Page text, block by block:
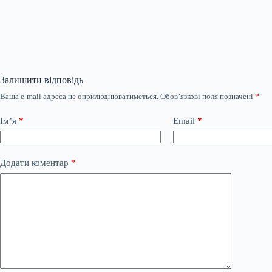
Залишити відповідь
Ваша e-mail адреса не оприлюднюватиметься. Обов’язкові поля позначені *
Ім’я * Email *
Додати коментар *